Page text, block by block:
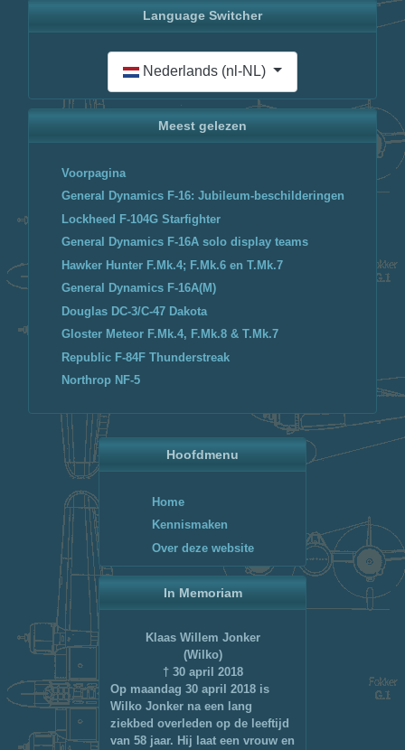
Hoofdmenu
Home
Kennismaken
Over deze website
In Memoriam
Klaas Willem Jonker
(Wilko)
† 30 april 2018
Op maandag 30 april 2018 is
Wilko Jonker na een lang
ziekbed overleden op de leeftijd
van 58 jaar. Hij laat een vrouw en
Language Switcher
Selecteer de taal
Nederlands (nl-NL)
Meest gelezen
Voorpagina
General Dynamics F-16: Jubileum-beschilderingen
Lockheed F-104G Starfighter
General Dynamics F-16A solo display teams
Hawker Hunter F.Mk.4; F.Mk.6 en T.Mk.7
General Dynamics F-16A(M)
Douglas DC-3/C-47 Dakota
Gloster Meteor F.Mk.4, F.Mk.8 & T.Mk.7
Republic F-84F Thunderstreak
Northrop NF-5